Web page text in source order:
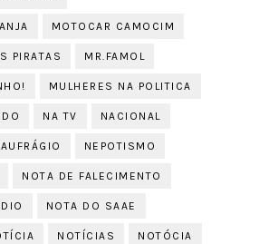
MOTOCAR CAMOCIM
PIRATAS MR.FAMOL
MULHERES NA POLITICA
NA TV NACIONAL
NEPOTISMO
NOTA DE FALECIMENTO
NOTA DO SAAE
NOTÍCIAS NOTÓCIA